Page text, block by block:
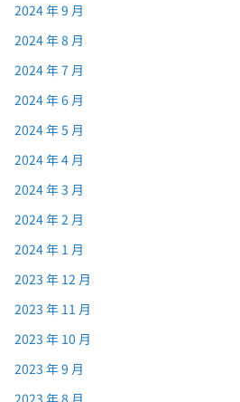
2024 年 9 月
2024 年 8 月
2024 年 7 月
2024 年 6 月
2024 年 5 月
2024 年 4 月
2024 年 3 月
2024 年 2 月
2024 年 1 月
2023 年 12 月
2023 年 11 月
2023 年 10 月
2023 年 9 月